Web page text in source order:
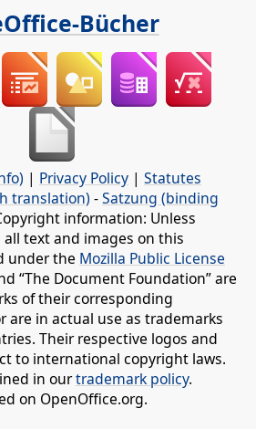
Bücher
| Privacy Policy | Statutes
translation) -Satzung (binding
information: Unless
text and images on this
under the Mozilla Public License
“The Document Foundation” are
of their corresponding
are in actual use as trademarks
Their respective logos and
to international copyright laws.
in ourtrademark policy.
on OpenOffice.org.